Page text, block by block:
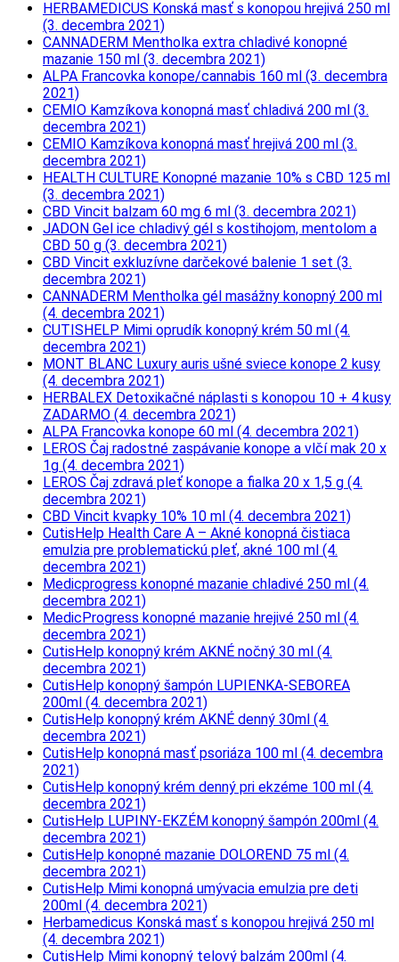
HERBAMEDICUS Konská masť s konopou hrejivá 250 ml
(3. decembra 2021)
CANNADERM Mentholka extra chladivé konopné
mazanie 150 ml (3. decembra 2021)
ALPA Francovka konope/cannabis 160 ml (3. decembra
2021)
CEMIO Kamzíkova konopná masť chladivá 200 ml (3.
decembra 2021)
CEMIO Kamzíkova konopná masť hrejivá 200 ml (3.
decembra 2021)
HEALTH CULTURE Konopné mazanie 10% s CBD 125 ml
(3. decembra 2021)
CBD Vincit balzam 60 mg 6 ml (3. decembra 2021)
JADON Gel ice chladivý gél s kostihojom, mentolom a
CBD 50 g (3. decembra 2021)
CBD Vincit exkluzívne darčekové balenie 1 set (3.
decembra 2021)
CANNADERM Mentholka gél masážny konopný 200 ml
(4. decembra 2021)
CUTISHELP Mimi oprudík konopný krém 50 ml (4.
decembra 2021)
MONT BLANC Luxury auris ušné sviece konope 2 kusy
(4. decembra 2021)
HERBALEX Detoxikačné náplasti s konopou 10 + 4 kusy
ZADARMO (4. decembra 2021)
ALPA Francovka konope 60 ml (4. decembra 2021)
LEROS Čaj radostné zaspávanie konope a vlčí mak 20 x
1g (4. decembra 2021)
LEROS Čaj zdravá pleť konope a fialka 20 x 1,5 g (4.
decembra 2021)
CBD Vincit kvapky 10% 10 ml (4. decembra 2021)
CutisHelp Health Care A – Akné konopná čistiaca
emulzia pre problematickú pleť, akné 100 ml (4.
decembra 2021)
Medicprogress konopné mazanie chladivé 250 ml (4.
decembra 2021)
MedicProgress konopné mazanie hrejivé 250 ml (4.
decembra 2021)
CutisHelp konopný krém AKNÉ nočný 30 ml (4.
decembra 2021)
CutisHelp konopný šampón LUPIENKA-SEBOREA
200ml (4. decembra 2021)
CutisHelp konopný krém AKNÉ denný 30ml (4.
decembra 2021)
CutisHelp konopná masť psoriáza 100 ml (4. decembra
2021)
CutisHelp konopný krém denný pri ekzéme 100 ml (4.
decembra 2021)
CutisHelp LUPINY-EKZÉM konopný šampón 200ml (4.
decembra 2021)
CutisHelp konopné mazanie DOLOREND 75 ml (4.
decembra 2021)
CutisHelp Mimi konopná umývacia emulzia pre deti
200ml (4. decembra 2021)
Herbamedicus Konská masť s konopou hrejivá 250 ml
(4. decembra 2021)
CutisHelp Mimi konopný telový balzám 200ml (4.